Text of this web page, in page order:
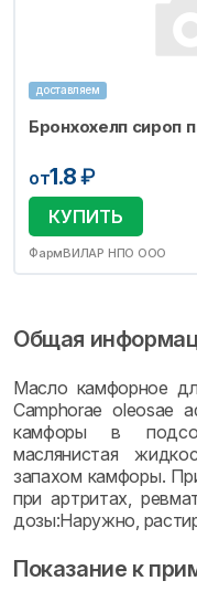
доставляем
Бронхохелп сироп
от1.8₽
КУПИТЬ
ФармВИЛАР НПО ООО
Общая
Масло камфорное
Camphorae oleosae
камфоры в
маслянистая
запахом камфоры.
при артритах,
дозы:Наружно,
Показание к